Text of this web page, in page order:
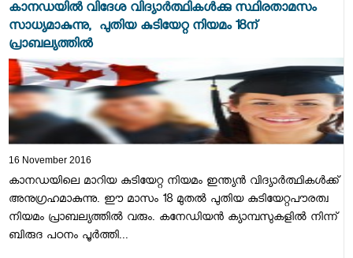
കാനഡയില്‍ വിദേശ വിദ്യാര്‍ത്ഥികള്‍ക്കു സ്ഥിരതാമസം
സാധ്യമാകുന്നു, പുതിയ കുടിയേറ്റ നിയമം 18ന്
പ്രാബല്യത്തില്‍
16 November 2016
കാനഡയിലെ മാറിയ കുടിയേറ്റ നിയമം ഇന്ത്യന്‍ വിദ്യാര്‍ത്ഥികള്‍ക്ക്
അനുഗ്രഹമാകുന്നു. ഈ മാസം 18 മുതല്‍ പുതിയ കുടിയേറ്റപൗരത്വ
നിയമം പ്രാബല്യത്തില്‍ വരും. കനേഡിയന്‍ ക്യാമ്പസുകളില്‍ നിന്ന്
ബിരുദ പഠനം പൂര്‍ത്തി...